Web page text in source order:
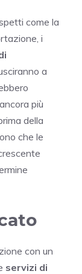
come la
i
a
più
della
che le
con un
servizi di